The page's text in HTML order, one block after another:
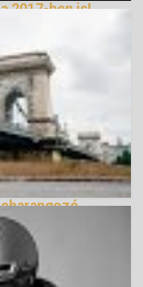
2017-ben is!